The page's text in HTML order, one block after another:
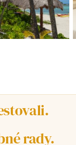
rady.